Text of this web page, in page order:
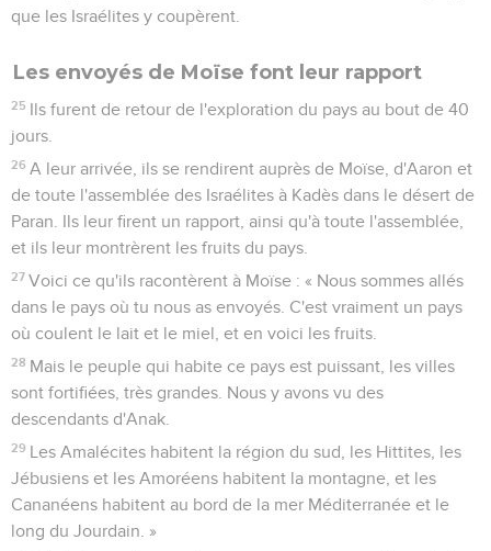
que les Israélites y coupèrent.
Les envoyés de Moïse font leur rapport
25 Ils furent de retour de l'exploration du pays au bout de 40
jours.
26 A leur arrivée, ils se rendirent auprès de Moïse, d'Aaron et
de toute l'assemblée des Israélites à Kadès dans le désert de
Paran. Ils leur firent un rapport, ainsi qu'à toute l'assemblée,
et ils leur montrèrent les fruits du pays.
27 Voici ce qu'ils racontèrent à Moïse : « Nous sommes allés
dans le pays où tu nous as envoyés. C'est vraiment un pays
où coulent le lait et le miel, et en voici les fruits.
28 Mais le peuple qui habite ce pays est puissant, les villes
sont fortifiées, très grandes. Nous y avons vu des
descendants d'Anak.
29 Les Amalécites habitent la région du sud, les Hittites, les
Jébusiens et les Amoréens habitent la montagne, et les
Cananéens habitent au bord de la mer Méditerranée et le
long du Jourdain. »